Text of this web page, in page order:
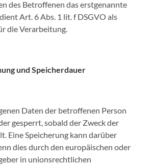
des Betroffenen das erstgenannte
Art. 6 Abs. 1 lit. f DSGVO als
die Verarbeitung.
und Speicherdauer
Daten der betroffenen Person
gesperrt, sobald der Zweck der
Eine Speicherung kann darüber
dies durch den europäischen oder
in unionsrechtlichen